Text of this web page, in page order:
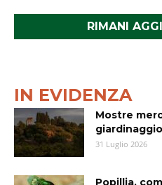
RIMANI
IN EVIDENZA
Mostre
31 Luglio 2026